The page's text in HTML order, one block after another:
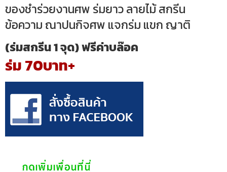
ของชำร่วยงานศพ ร่มยาว ลายไม้ สกรีน
ข้อความ ณาปนกิจศพ แจกร่ม แขก ญาติ
(ร่มสกรีน 1 จุด) ฟรีค่าบล๊อค
ร่ม 70บาท+